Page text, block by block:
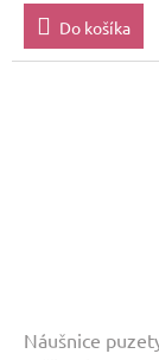
Do košíka
Náušnice